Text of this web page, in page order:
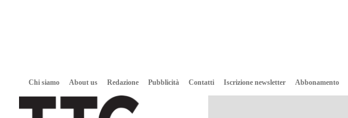
Chi siamo About us Redazione Pubblicità Contatti Iscrizione newsletter Abbonamento